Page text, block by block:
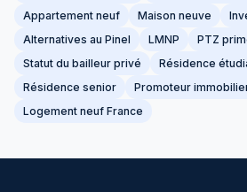
Appartement neuf
Maison neuve
Alternatives au Pinel
LMNP
PTZ
Statut du bailleur privé
Résidence
Résidence senior
Promoteur
Logement neuf France